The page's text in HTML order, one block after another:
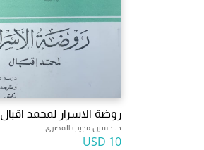
روضة الاسرار لمحمد اقبال
د. حسين مجيب المصرى
10 USD